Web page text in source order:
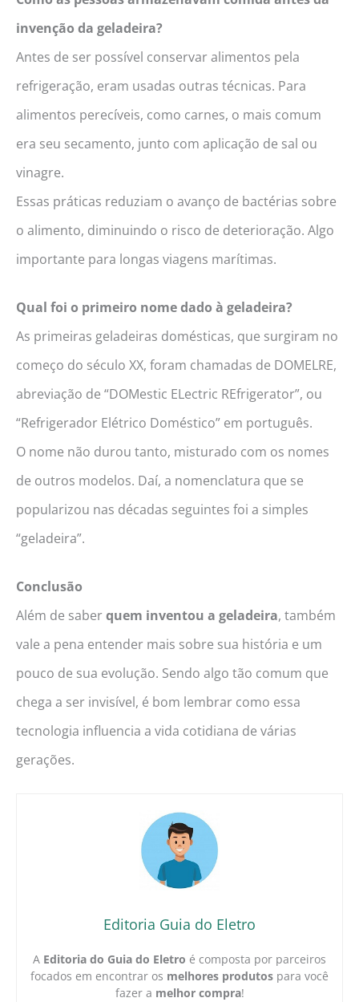
invenção da geladeira?
Antes de ser possível conservar alimentos pela
refrigeração, eram usadas outras técnicas. Para
alimentos perecíveis, como carnes, o mais comum
era seu secamento, junto com aplicação de sal ou
vinagre.
Essas práticas reduziam o avanço de bactérias sobre
o alimento, diminuindo o risco de deterioração. Algo
importante para longas viagens marítimas.
Qual foi o primeiro nome dado à geladeira?
As primeiras geladeiras domésticas, que surgiram no
começo do século XX, foram chamadas de DOMELRE,
abreviação de “DOMestic ELectric REfrigerator”, ou
“Refrigerador Elétrico Doméstico” em português.
O nome não durou tanto, misturado com os nomes
de outros modelos. Daí, a nomenclatura que se
popularizou nas décadas seguintes foi a simples
“geladeira”.
Conclusão
Além de saberquem inventou a geladeira, também
vale a pena entender mais sobre sua história e um
pouco de sua evolução. Sendo algo tão comum que
chega a ser invisível, é bom lembrar como essa
tecnologia influencia a vida cotidiana de várias
gerações.
Editoria Guia do Eletro
A Editoria do Guia do Eletro é composta por parceiros
focados em encontrar os melhores produtos para você
fazer a melhor compra!